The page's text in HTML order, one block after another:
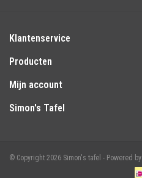
Klantenservice
Producten
Mijn account
Simon's Tafel
© Copyright 2026 Simon's tafel - Powered by